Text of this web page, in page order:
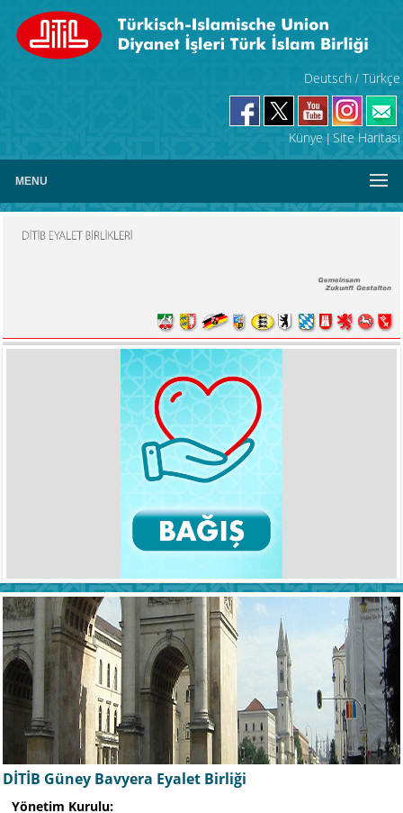
Deutsch / Türkçe
Künye Site Haritası
MENU
DİTİB Güney Bavyera Eyalet Birliği
Yönetim Kurulu: